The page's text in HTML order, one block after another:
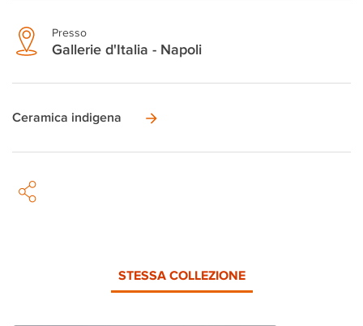
Presso
Gallerie d'Italia - Napoli
Ceramica indigena
STESSA COLLEZIONE